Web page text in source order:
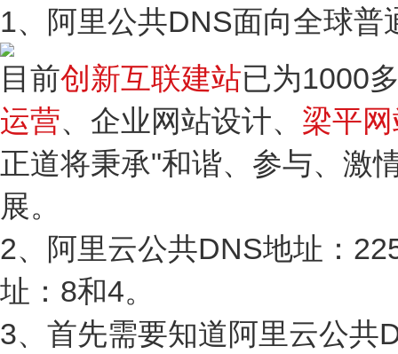
1、阿里公共DNS面向全球
目前创新互联建站已为1000
运营、企业网站设计、 梁平
正道将秉承"和谐、参与、激
展。
2、阿里云公共DNS地址：
址：8和4。
3、首先需要知道阿里云公共